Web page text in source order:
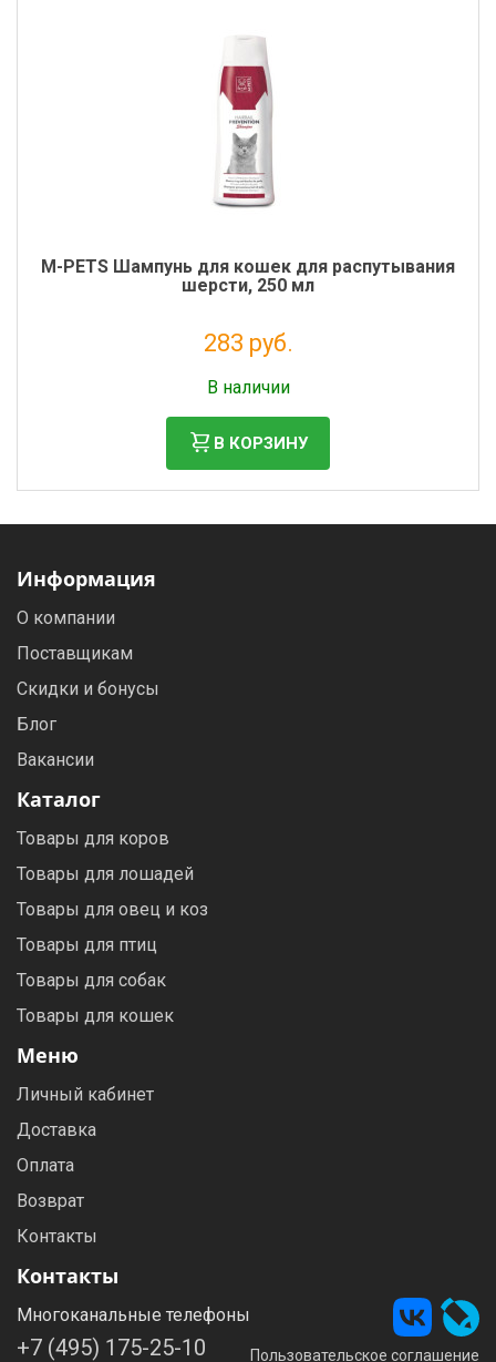
M-PETS Шампунь для кошек для распутывания
шерсти, 250 мл
283 руб.
В наличии
В КОРЗИНУ
Информация
О компании
Поставщикам
Скидки и бонусы
Блог
Вакансии
Каталог
Товары для коров
Товары для лошадей
Товары для овец и коз
Товары для птиц
Товары для собак
Товары для кошек
Меню
Личный кабинет
Доставка
Оплата
Возврат
Контакты
Контакты
Многоканальные телефоны
+7 (495) 175-25-10 Пользовательское соглашение